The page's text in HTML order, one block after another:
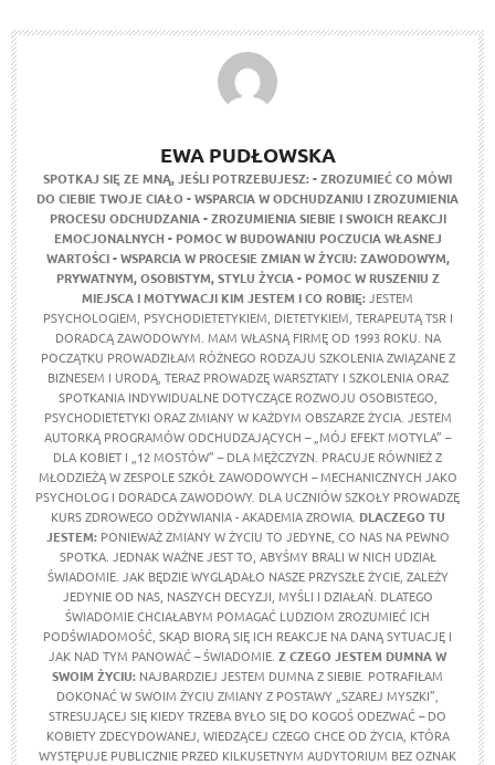
EWA PUDŁOWSKA
SPOTKAJ SIĘ ZE MNĄ, JEŚLI POTRZEBUJESZ:- ZROZUMIEĆ CO MÓWI
DO CIEBIE TWOJE CIAŁO - WSPARCIA W ODCHUDZANIU I ZROZUMIENIA
PROCESU ODCHUDZANIA - ZROZUMIENIA SIEBIE I SWOICH REAKCJI
EMOCJONALNYCH - POMOC W BUDOWANIU POCZUCIA WŁASNEJ
WARTOŚCI- WSPARCIA W PROCESIE ZMIAN W ŻYCIU: ZAWODOWYM,
PRYWATNYM, OSOBISTYM, STYLU ŻYCIA - POMOC W RUSZENIU Z
MIEJSCA I MOTYWACJI KIM JESTEM I CO ROBIĘ:JESTEM
PSYCHOLOGIEM, PSYCHODIETETYKIEM, DIETETYKIEM, TERAPEUTĄ TSR I
DORADCĄ ZAWODOWYM. MAM WŁASNĄ FIRMĘ OD 1993 ROKU. NA
POCZĄTKU PROWADZIŁAM RÓŻNEGO RODZAJU SZKOLENIA ZWIĄZANE Z
BIZNESEM I URODĄ, TERAZ PROWADZĘ WARSZTATY I SZKOLENIA ORAZ
SPOTKANIA INDYWIDUALNE DOTYCZĄCE ROZWOJU OSOBISTEGO,
PSYCHODIETETYKI ORAZ ZMIANY W KAŻDYM OBSZARZE ŻYCIA. JESTEM
AUTORKĄ PROGRAMÓW ODCHUDZAJĄCYCH – „MÓJ EFEKT MOTYLA” –
DLA KOBIET I „12 MOSTÓW” – DLA MĘŻCZYZN. PRACUJE RÓWNIEŻ Z
MŁODZIEŻĄ W ZESPOLE SZKÓŁ ZAWODOWYCH – MECHANICZNYCH JAKO
PSYCHOLOG I DORADCA ZAWODOWY. DLA UCZNIÓW SZKOŁY PROWADZĘ
KURS ZDROWEGO ODŻYWIANIA - AKADEMIA ZROWIA. DLACZEGO TU
JESTEM: PONIEWAŻ ZMIANY W ŻYCIU TO JEDYNE, CO NAS NA PEWNO
SPOTKA. JEDNAK WAŻNE JEST TO, ABYŚMY BRALI W NICH UDZIAŁ
ŚWIADOMIE. JAK BĘDZIE WYGLĄDAŁO NASZE PRZYSZŁE ŻYCIE, ZALEŻY
JEDYNIE OD NAS, NASZYCH DECYZJI, MYŚLI I DZIAŁAŃ. DLATEGO
ŚWIADOMIE CHCIAŁABYM POMAGAĆ LUDZIOM ZROZUMIEĆ ICH
PODŚWIADOMOŚĆ, SKĄD BIORĄ SIĘ ICH REAKCJE NA DANĄ SYTUACJĘ I
JAK NAD TYM PANOWAĆ – ŚWIADOMIE. Z CZEGO JESTEM DUMNA W
SWOIM ŻYCIU: NAJBARDZIEJ JESTEM DUMNA Z SIEBIE. POTRAFIŁAM
DOKONAĆ W SWOIM ŻYCIU ZMIANY Z POSTAWY „SZAREJ MYSZKI”,
STRESUJĄCEJ SIĘ KIEDY TRZEBA BYŁO SIĘ DO KOGOŚ ODEZWAĆ – DO
KOBIETY ZDECYDOWANEJ, WIEDZĄCEJ CZEGO CHCE OD ŻYCIA, KTÓRA
WYSTĘPUJE PUBLICZNIE PRZED KILKUSETNYM AUDYTORIUM BEZ OZNAK